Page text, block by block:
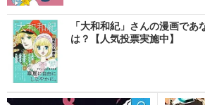
「大和和紀」さんの漫画であ
は？【人気投票実施中】